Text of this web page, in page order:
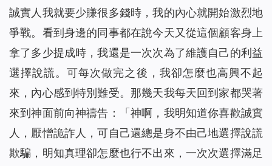
誠實人我就要少賺很多錢時，我的內心就開始激烈地
爭戰。看到身邊的同事都在說今天又從這個顧客身上
拿了多少提成時，我還是一次次為了維護自己的利益
選擇說謊。可每次做完之後，我卻怎麼也高興不起
來，內心感到特別難受。那幾天我每天回到家都哭著
來到神面前向神禱告：「神啊，我明知道你喜歡誠實
人，厭憎詭詐人，可自己還總是身不由己地選擇說謊
欺騙，明知真理卻怎麼也行不出來，一次次選擇滿足